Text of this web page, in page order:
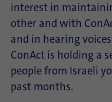
interest in
other and with
and in hearing
ConAct is holding a
people from Israeli
past months.